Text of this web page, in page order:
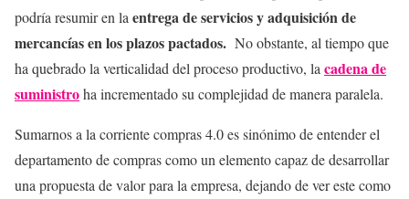
podría resumir en laentrega de servicios y adquisición de
mercancías en los plazos pactados. No obstante, al tiempo que
ha quebrado la verticalidad del proceso productivo, lacadena de
suministroha incrementado su complejidad de manera paralela.
Sumarnos a la corriente compras 4.0 es sinónimo de entender el
departamento de compras como un elemento capaz de desarrollar
una propuesta de valor para la empresa, dejando de ver este como